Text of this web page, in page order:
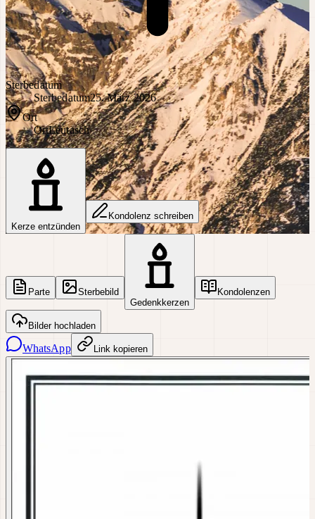
Sterbedatum
Sterbedatum25. März 2026
Ort
OrtLeutasch
Kerze entzünden
Kondolenz schreiben
Parte
Sterbebild
Gedenkkerzen
Kondolenzen
Bilder hochladen
WhatsApp Link kopieren